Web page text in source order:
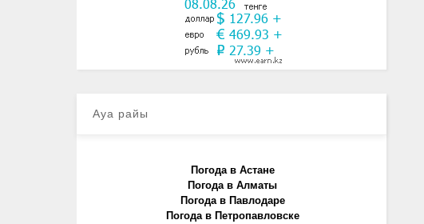
Ауа райы
Погода в Астане
Погода в Алматы
Погода в Павлодаре
Погода в Петропавловске